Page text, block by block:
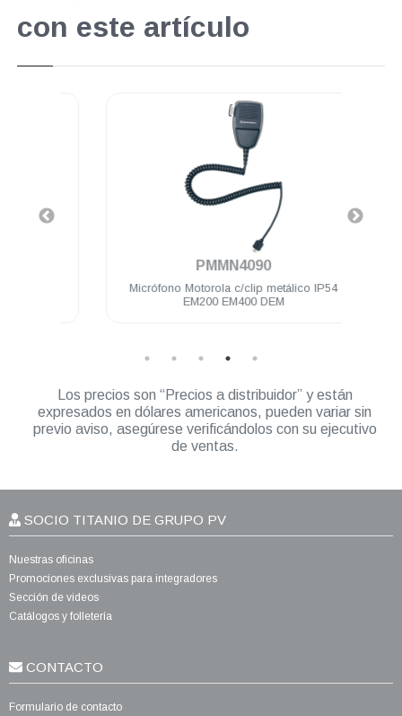
con este artículo
PMMN4090
Micrófono Motorola c/clip metálico IP54
EM200 EM400 DEM
Los precios son “Precios a distribuidor” y están
expresados en dólares americanos, pueden variar sin
previo aviso, asegúrese verificándolos con su ejecutivo
de ventas.
SOCIO TITANIO DE GRUPO PV
Nuestras oficinas
Promociones exclusivas para integradores
Sección de videos
Catálogos y folletería
CONTACTO
Formulario de contacto